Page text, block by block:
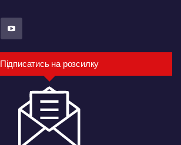
Підписатись на розсилку